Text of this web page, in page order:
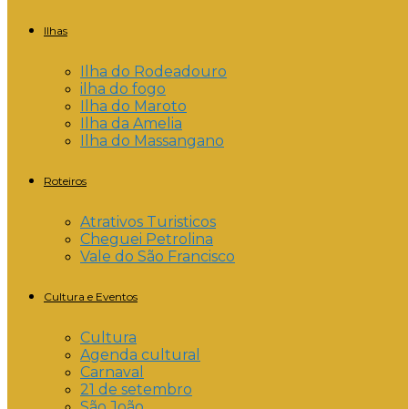
Ilhas
Ilha do Rodeadouro
ilha do fogo
Ilha do Maroto
Ilha da Amelia
Ilha do Massangano
Roteiros
Atrativos Turisticos
Cheguei Petrolina
Vale do São Francisco
Cultura e Eventos
Cultura
Agenda cultural
Carnaval
21 de setembro